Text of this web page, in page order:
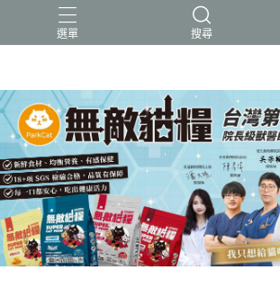
選單 搜尋
可愛又療癒的貓設計
新品上市
無敵貓糧_全齡貓可食_保健型飼料
貓用品、貓砂、貓抓板、剃毛器、好喵招系列
貓飼料、主食餐包、主食罐、凍乾、保健品